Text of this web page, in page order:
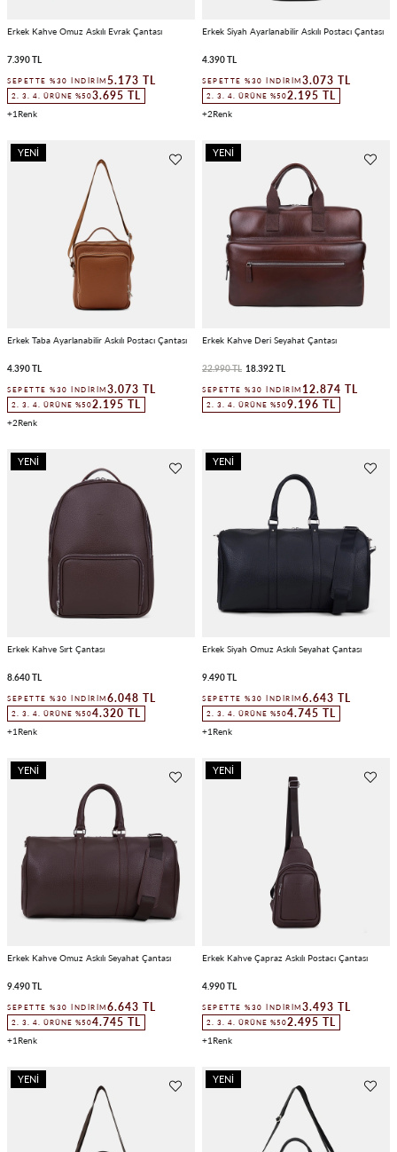
Erkek Kahve Omuz Askılı Evrak Çantası
7.390 TL
SEPETTE %30 İNDIRIM 5.173 TL
2. 3. 4. ÜRÜNE %503.695 TL
1
Erkek Siyah Ayarlanabilir Askılı Postacı Çantası
4.390 TL
SEPETTE %30 İNDIRIM 3.073 TL
2. 3. 4. ÜRÜNE %502.195 TL
2
Erkek Taba Ayarlanabilir Askılı Postacı Çantası
4.390 TL
SEPETTE %30 İNDIRIM 3.073 TL
2. 3. 4. ÜRÜNE %502.195 TL
YENI
2
Erkek Kahve Deri Seyahat Çantası
18.392 TL
22.990 TL
SEPETTE %30 İNDIRIM 12.874 TL
2. 3. 4. ÜRÜNE %509.196 TL
YENI
Erkek Kahve Sırt Çantası
8.640 TL
SEPETTE %30 İNDIRIM 6.048 TL
2. 3. 4. ÜRÜNE %504.320 TL
YENI
1
Erkek Siyah Omuz Askılı Seyahat Çantası
9.490 TL
SEPETTE %30 İNDIRIM 6.643 TL
2. 3. 4. ÜRÜNE %504.745 TL
YENI
1
Erkek Kahve Omuz Askılı Seyahat Çantası
9.490 TL
SEPETTE %30 İNDIRIM 6.643 TL
2. 3. 4. ÜRÜNE %504.745 TL
YENI
1
Erkek Kahve Çapraz Askılı Postacı Çantası
4.990 TL
SEPETTE %30 İNDIRIM 3.493 TL
2. 3. 4. ÜRÜNE %502.495 TL
YENI
1
YENI
YENI